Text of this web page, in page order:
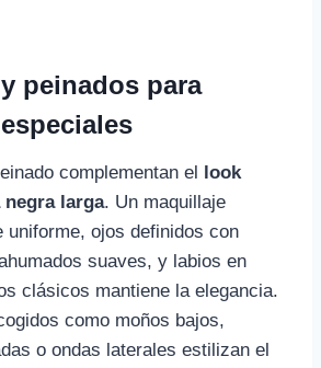
peinados para
complementan el look
negra larga. Un maquillaje
uniforme, ojos definidos con
suaves, y labios en
clásicos mantiene la elegancia.
como moños bajos,
o ondas laterales estilizan el